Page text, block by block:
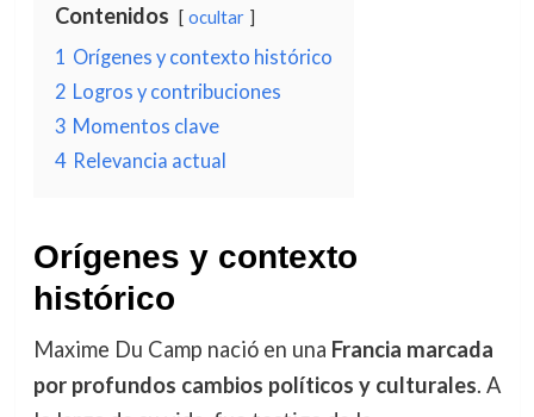
Contenidos ocultar
1 Orígenes y contexto histórico
2 Logros y contribuciones
3 Momentos clave
4 Relevancia actual
Orígenes y contexto
histórico
Maxime Du Camp nació en una Francia marcada
por profundos cambios políticos y culturales. A